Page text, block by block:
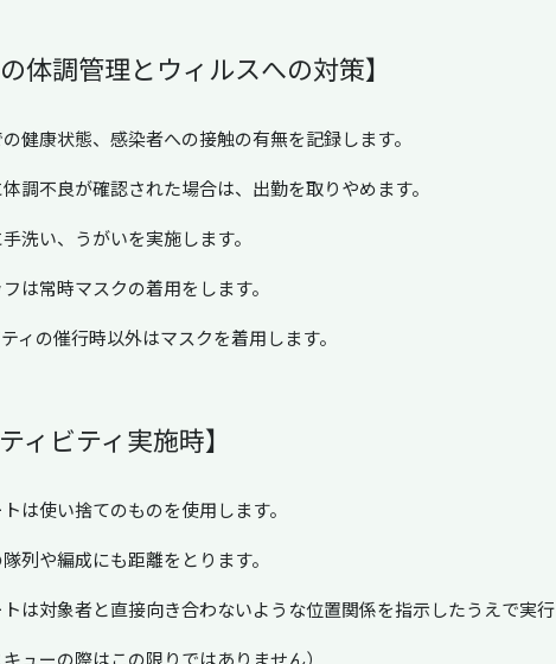
体調管理とウィルスへの対策】
健康状態、感染者への接触の有無を記録します。
調不良が確認された場合は、出勤を取りやめます。
洗い、うがいを実施します。
は常時マスクの着用をします。
ィの催行時以外はマスクを着用します。
ィビティ実施時】
は使い捨てのものを使用します。
列や編成にも距離をとります。
は対象者と直接向き合わないような位置関係を指示したうえで実行
ューの際はこの限りではありません）